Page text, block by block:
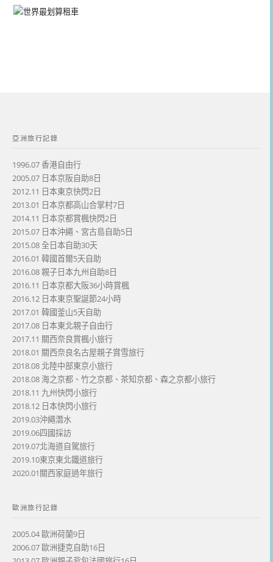
亞洲旅行記錄
1996.07 香港自由行
2005.07 日本京阪自助8日
2012.11 日本東京快閃2日
2013.01 日本京都高山合掌村7日
2014.11 日本京都賞楓快閃2日
2015.07 日本沖繩、宮古島自助5日
2015.08 全日本自助30天
2016.01 韓國首爾5天自助
2016.08 親子日本九州自助8日
2016.11 日本京都大阪36小時賞楓
2016.12 日本東京聖誕節24小時
2017.01 韓國釜山5天自助
2017.08 日本東北親子自由行
2017.11 關西奈良賞楓小旅行
2018.01 關西奈良名古屋親子賞雪旅行
2018.08 北陸中部東京小旅行
2018.08 海之京都、竹之京都、茶知京都、森之京都小旅行
2018.11 九州快閃小旅行
2018.12 日本快閃小旅行
2019.03沖繩潛水
2019.06四國採訪
2019.07北海道自駕旅行
2019.10東京東北鐵道旅行
2020.01關西家庭過年旅行
歐洲旅行記錄
2005.04 歐洲荷蘭9日
2006.07 歐洲捷克自助16日